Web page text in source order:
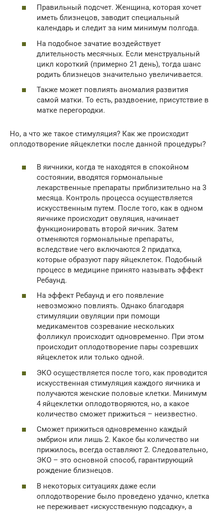
Правильный подсчет. Женщина, которая хочет
иметь близнецов, заводит специальный
календарь и следит за ним минимум полгода.
На подобное зачатие воздействует
длительность месячных. Если менструальный
цикл короткий (примерно 21 день), тогда шанс
родить близнецов значительно увеличивается.
Также может повлиять аномалия развития
самой матки. То есть, раздвоение, присутствие в
матке перегородки.
Но, а что же такое стимуляция? Как же происходит
оплодотворение яйцеклетки после данной процедуры?
В яичники, когда те находятся в спокойном
состоянии, вводятся гормональные
лекарственные препараты приблизительно на 3
месяца. Контроль процесса осуществляется
искусственным путем. После того, как в одном
яичнике происходит овуляция, начинает
функционировать второй яичник. Затем
отменяются гормональные препараты,
вследствие чего включаются 2 придатка,
которые образуют пару яйцеклеток. Подобный
процесс в медицине принято называть эффект
Ребаунд.
На эффект Ребаунд и его появление
невозможно повлиять. Однако благодаря
стимуляции овуляции при помощи
медикаментов созревание нескольких
фолликул происходит одновременно. При этом
происходит оплодотворение пары созревших
яйцеклеток или только одной.
ЭКО осуществляется после того, как проводится
искусственная стимуляция каждого яичника и
получаются женские половые клетки. Минимум
4 яйцеклетки оплодотворяются, но, а какое
количество сможет прижиться – неизвестно.
Сможет прижиться одновременно каждый
эмбрион или лишь 2. Какое бы количество ни
прижилось, всегда оставляют 2. Следовательно,
ЭКО – это основной способ, гарантирующий
рождение близнецов.
В некоторых ситуациях даже если
оплодотворение было проведено удачно, клетка
не переживает «искусственную подсадку», а